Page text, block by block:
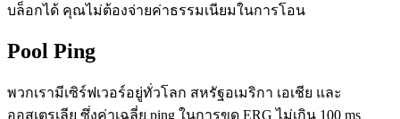
บล็อกได้ คุณไม่ต้องจ่ายค่าธรรมเนียมในการโอน
Pool Ping
พวกเรามีเซิร์ฟเวอร์อยู่ทั่วโลก สหรัฐอเมริกา เอเชีย และ
ออสเตรเลีย ซึ่งค่าเฉลี่ย ping ในการขุด ERG ไม่เกิน 100 ms